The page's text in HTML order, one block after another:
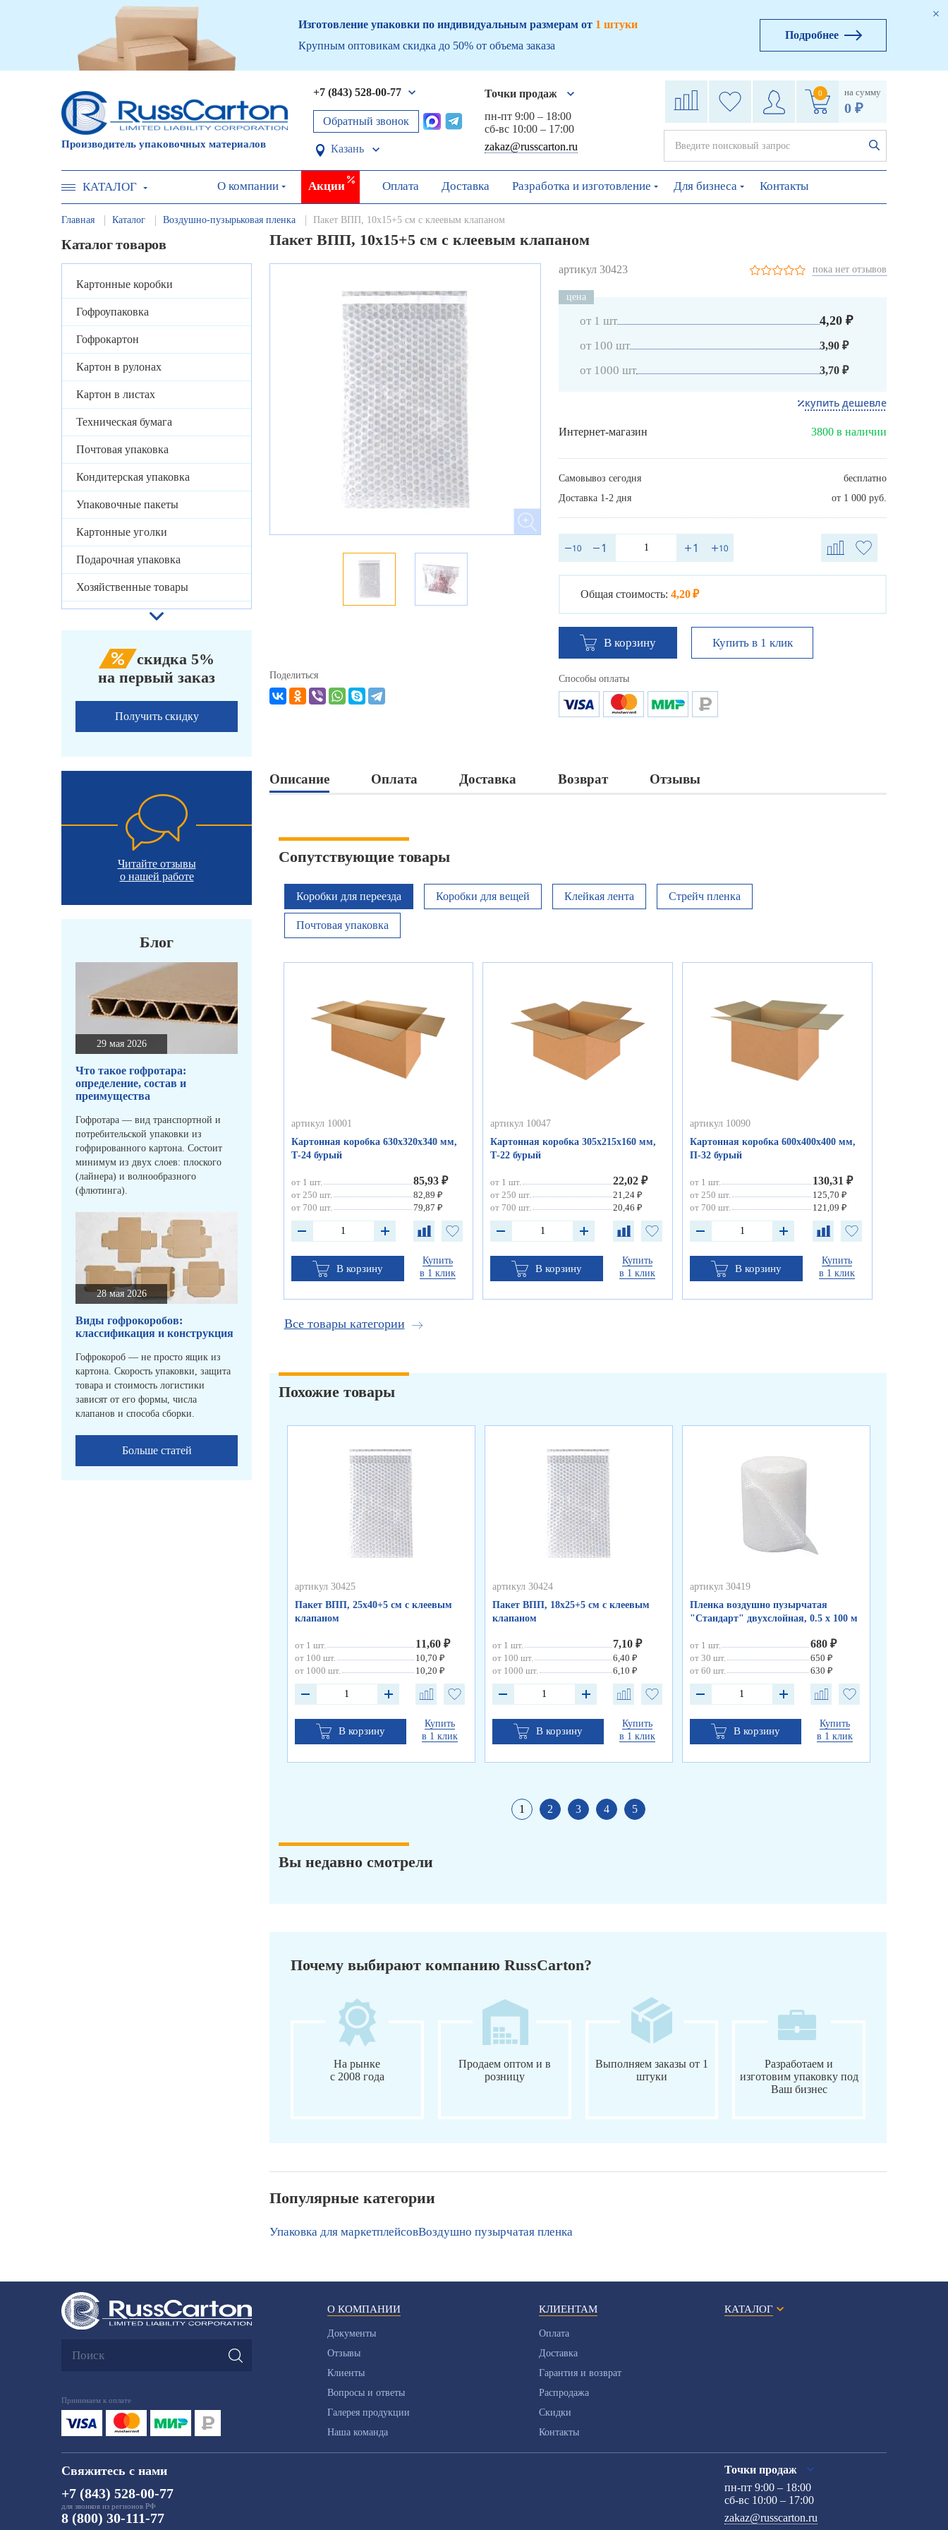
Изготовление упаковки по индивидуальным размерам от 1 штуки
Крупным оптовикам скидка до 50% от объема заказа
Подробнее
Производитель упаковочных материалов
+7 (843) 528-00-77
Обратный звонок
Казань
Точки продаж
пн-пт 9:00 – 18:00
сб-вс 10:00 – 17:00
zakaz@russcarton.ru
0 на сумму
0 ₽
КАТАЛОГ О компании Акции Оплата Доставка Разработка и изготовление Для бизнеса Контакты
Главная Каталог Воздушно-пузырьковая пленка Пакет ВПП, 10х15+5 см с клеевым клапаном
Каталог товаров
Картонные коробки
Гофроупаковка
Гофрокартон
Картон в рулонах
Картон в листах
Техническая бумага
Почтовая упаковка
Кондитерская упаковка
Упаковочные пакеты
Картонные уголки
Подарочная упаковка
Хозяйственные товары
скидка 5%
на первый заказ
Получить скидку
Читайте отзывы
о нашей работе
Блог
29 мая 2026
Что такое гофротара:
определение, состав и
преимущества
Гофротара — вид транспортной и
потребительской упаковки из
гофрированного картона. Состоит
минимум из двух слоев: плоского
(лайнера) и волнообразного
(флютинга).
28 мая 2026
Виды гофрокоробов:
классификация и конструкция
Гофрокороб — не просто ящик из
картона. Скорость упаковки, защита
товара и стоимость логистики
зависят от его формы, числа
клапанов и способа сборки.
Больше статей
Пакет ВПП, 10х15+5 см с клеевым клапаном
артикул 30423 пока нет отзывов
цена
от 1 шт 4,20 ₽
от 100 шт 3,90 ₽
от 1000 шт 3,70 ₽
купить дешевле
Интернет-магазин 3800 в наличии
Самовывоз сегодня
бесплатно
Доставка 1-2 дня
от 1 000 руб.
Общая стоимость: 4,20 ₽
В корзину Купить в 1 клик
Поделиться Способы оплаты
Описание Оплата Доставка Возврат Отзывы
Сопутствующие товары
Коробки для переезда Коробки для вещей Клейкая лента Стрейч пленка
Почтовая упаковка
артикул 10001
Картонная коробка 630х320х340 мм,
Т-24 бурый
от 1 шт. 85,93 ₽
от 250 шт.
82,89 ₽
от 700 шт.
79,87 ₽
В корзину
Купить
в 1 клик
артикул 10047
Картонная коробка 305х215х160 мм,
Т-22 бурый
от 1 шт. 22,02 ₽
от 250 шт.
21,24 ₽
от 700 шт.
20,46 ₽
В корзину
Купить
в 1 клик
артикул 10090
Картонная коробка 600х400х400 мм,
П-32 бурый
от 1 шт. 130,31 ₽
от 250 шт.
125,70 ₽
от 700 шт.
121,09 ₽
В корзину
Купить
в 1 клик
Все товары категории
Похожие товары
артикул 30425
Пакет ВПП, 25х40+5 см с клеевым
клапаном
от 1 шт. 11,60 ₽
от 100 шт.
10,70 ₽
от 1000 шт.
10,20 ₽
В корзину
Купить
в 1 клик
артикул 30424
Пакет ВПП, 18х25+5 см с клеевым
клапаном
от 1 шт. 7,10 ₽
от 100 шт.
6,40 ₽
от 1000 шт.
6,10 ₽
В корзину
Купить
в 1 клик
артикул 30419
Пленка воздушно пузырчатая
"Стандарт" двухслойная, 0.5 х 100 м
от 1 шт. 680 ₽
от 30 шт.
650 ₽
от 60 шт.
630 ₽
В корзину
Купить
в 1 клик
1 2 3 4 5
Вы недавно смотрели
Почему выбирают компанию RussCarton?
На рынке
с 2008 года
Продаем оптом и в
розницу
Выполняем заказы от 1
штуки
Разработаем и
изготовим упаковку под
Ваш бизнес
Популярные категории
Упаковка для маркетплейсовВоздушно пузырчатая пленка
Принимаем к оплате
О КОМПАНИИ
Документы
Отзывы
Клиенты
Вопросы и ответы
Галерея продукции
Наша команда
КЛИЕНТАМ
Оплата
Доставка
Гарантия и возврат
Распродажа
Скидки
Контакты
КАТАЛОГ
Свяжитесь с нами
+7 (843) 528-00-77
для звонков из регионов РФ
8 (800) 30-111-77
Точки продаж
пн-пт 9:00 – 18:00
сб-вс 10:00 – 17:00
zakaz@russcarton.ru